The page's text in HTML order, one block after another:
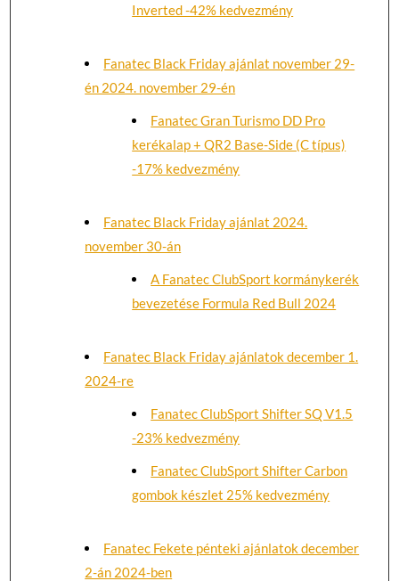
Inverted -42% kedvezmény
Fanatec Black Friday ajánlat november 29-
én 2024. november 29-én
Fanatec Gran Turismo DD Pro
kerékalap + QR2 Base-Side (C típus)
-17% kedvezmény
Fanatec Black Friday ajánlat 2024.
november 30-án
A Fanatec ClubSport kormánykerék
bevezetése Formula Red Bull 2024
Fanatec Black Friday ajánlatok december 1.
2024-re
Fanatec ClubSport Shifter SQ V1.5
-23% kedvezmény
Fanatec ClubSport Shifter Carbon
gombok készlet 25% kedvezmény
Fanatec Fekete pénteki ajánlatok december
2-án 2024-ben